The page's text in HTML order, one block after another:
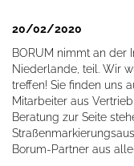
20/02/2020
BORUM nimmt an der
Niederlande, teil. Wir
treffen! Sie finden uns
Mitarbeiter aus
Beratung zur Seite
Borum-Partner aus